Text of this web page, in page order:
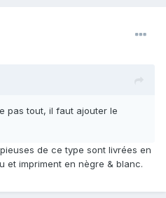
pas tout, il faut ajouter le
de ce type sont livrées en
et impriment en nègre & blanc.